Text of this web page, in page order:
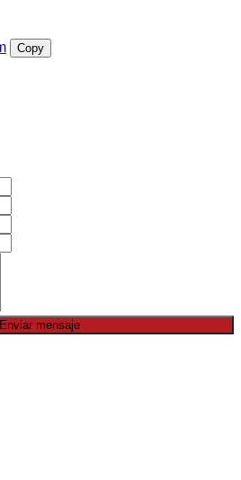
Copy
Enviar mensaje